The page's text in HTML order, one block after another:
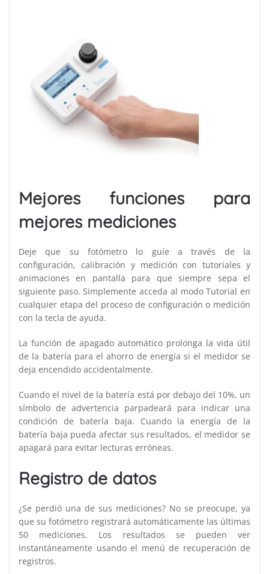
Mejores funciones para
mejores mediciones
Deje que su fotómetro lo guíe a través de la
configuración, calibración y medición con tutoriales y
animaciones en pantalla para que siempre sepa el
siguiente paso. Simplemente acceda al modo Tutorial en
cualquier etapa del proceso de configuración o medición
con la tecla de ayuda.
La función de apagado automático prolonga la vida útil
de la batería para el ahorro de energía si el medidor se
deja encendido accidentalmente.
Cuando el nivel de la batería está por debajo del 10%, un
símbolo de advertencia parpadeará para indicar una
condición de batería baja. Cuando la energía de la
batería baja pueda afectar sus resultados, el medidor se
apagará para evitar lecturas erróneas.
Registro de datos
¿Se perdió una de sus mediciones? No se preocupe, ya
que su fotómetro registrará automáticamente las últimas
50 mediciones. Los resultados se pueden ver
instantáneamente usando el menú de recuperación de
registros.